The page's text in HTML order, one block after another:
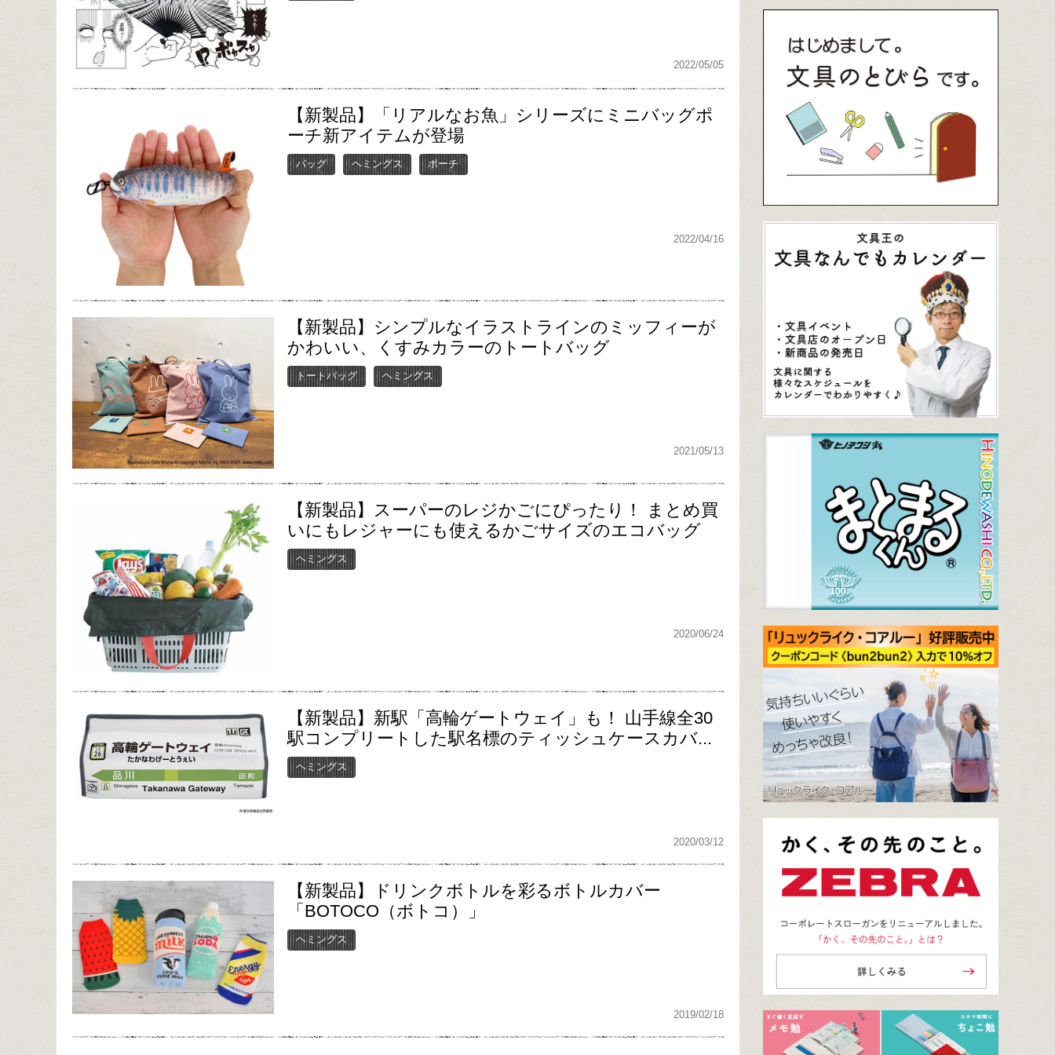
2022/05/05
【新製品】「リアルなお魚」シリーズにミニバッグポ
ーチ新アイテムが登場
バッグ ヘミングス ポーチ
2022/04/16
【新製品】シンプルなイラストラインのミッフィーが
かわいい、くすみカラーのトートバッグ
トートバッグ ヘミングス
2021/05/13
【新製品】スーパーのレジかごにぴったり！ まとめ買
いにもレジャーにも使えるかごサイズのエコバッグ
ヘミングス
2020/06/24
【新製品】新駅「高輪ゲートウェイ」も！ 山手線全30
駅コンプリートした駅名標のティッシュケースカバ...
ヘミングス
2020/03/12
【新製品】ドリンクボトルを彩るボトルカバー
「BOTOCO（ボトコ）」
ヘミングス
2019/02/18